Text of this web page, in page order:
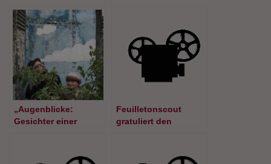
„Augenblicke:
Gesichter einer
wunderbaren Film mit
Feuilletonscout
gratuliert den
Grundschullehrerin“